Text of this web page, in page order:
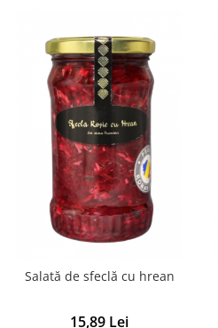
Salată de sfeclă cu hrean
15,89 Lei